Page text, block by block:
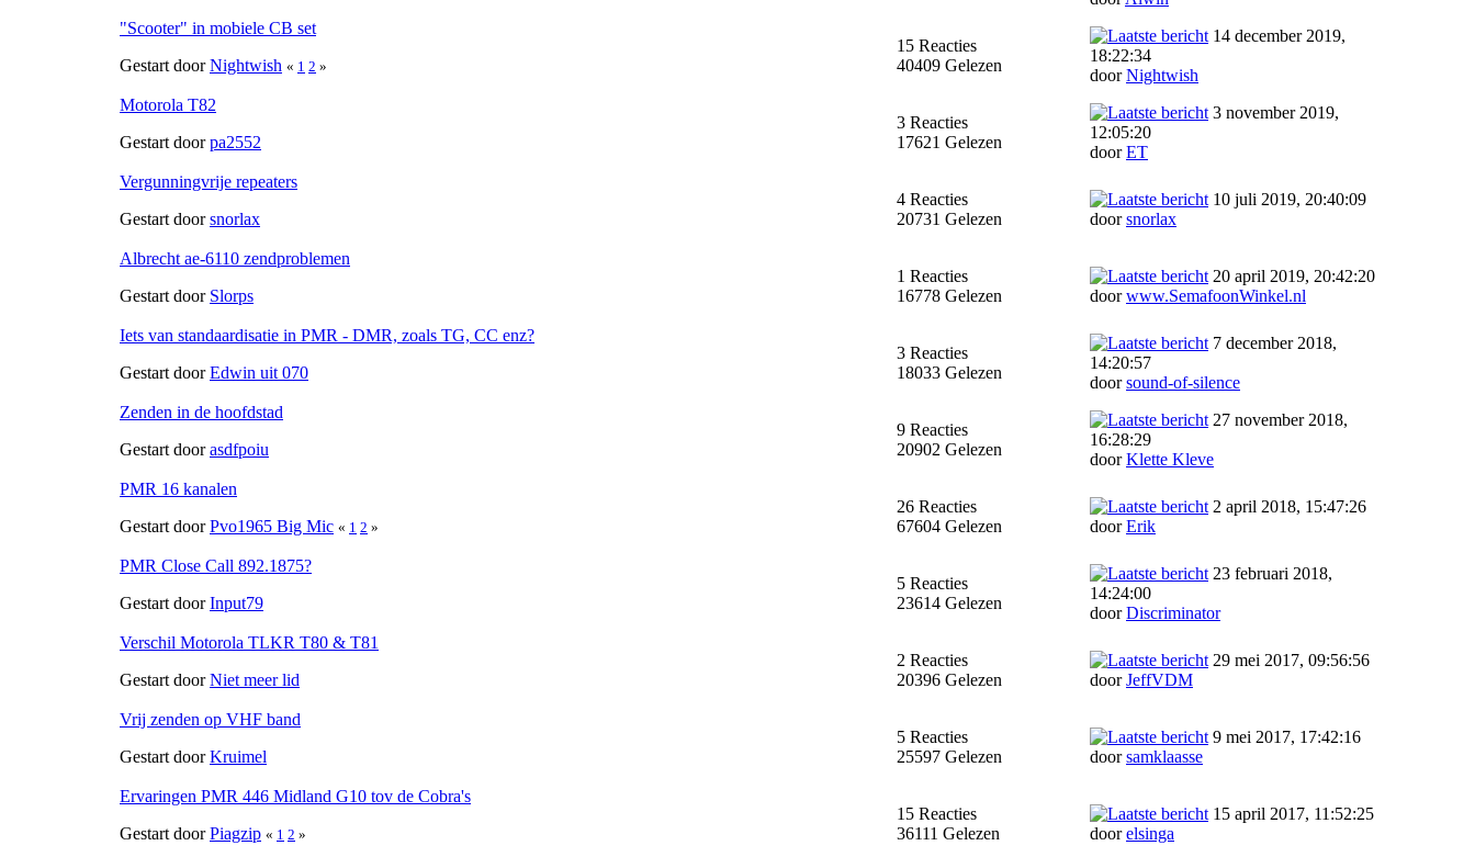
"Scooter" in mobiele CB set
Gestart doorNightwish « 1 2 »
15 Reacties
40409 Gelezen
14 december 2019,
18:22:34
doorNightwish
Motorola T82
Gestart doorpa2552
3 Reacties
17621 Gelezen
3 november 2019,
12:05:20
doorET
Vergunningvrije repeaters
Gestart doorsnorlax
4 Reacties
20731 Gelezen
10 juli 2019, 20:40:09
doorsnorlax
Albrecht ae-6110 zendproblemen
Gestart door Slorps
1 Reacties
16778 Gelezen
20 april 2019, 20:42:20
doorwww.SemafoonWinkel.nl
Iets van standaardisatie in PMR - DMR, zoals TG, CC enz?
Gestart doorEdwin uit 070
3 Reacties
18033 Gelezen
7 december 2018,
14:20:57
doorsound-of-silence
Zenden in de hoofdstad
Gestart doorasdfpoiu
9 Reacties
20902 Gelezen
27 november 2018,
16:28:29
doorKlette Kleve
PMR 16 kanalen
Gestart doorPvo1965 Big Mic « 1 2 »
26 Reacties
67604 Gelezen
2 april 2018, 15:47:26
doorErik
PMR Close Call 892.1875?
Gestart doorInput79
5 Reacties
23614 Gelezen
23 februari 2018,
14:24:00
doorDiscriminator
Verschil Motorola TLKR T80 & T81
Gestart doorNiet meer lid
2 Reacties
20396 Gelezen
29 mei 2017, 09:56:56
doorJeffVDM
Vrij zenden op VHF band
Gestart doorKruimel
5 Reacties
25597 Gelezen
9 mei 2017, 17:42:16
doorsamklaasse
Ervaringen PMR 446 Midland G10 tov de Cobra's
Gestart doorPiagzip « 1 2 »
15 Reacties
36111 Gelezen
15 april 2017, 11:52:25
doorelsinga